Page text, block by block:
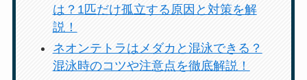
は？1匹だけ孤立する原因と対策を解
説！
ネオンテトラはメダカと混泳できる？
混泳時のコツや注意点を徹底解説！